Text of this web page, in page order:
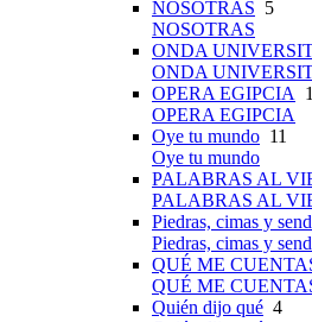
NOSOTRAS 5
NOSOTRAS
ONDA
ONDA
OPERA EGIPCIA
OPERA EGIPCIA
Oye tu mundo 11
Oye tu mundo
PALABRAS AL
PALABRAS AL
Piedras, cimas y
Piedras, cimas y
QUÉ ME
QUÉ ME
Quién dijo qué 4